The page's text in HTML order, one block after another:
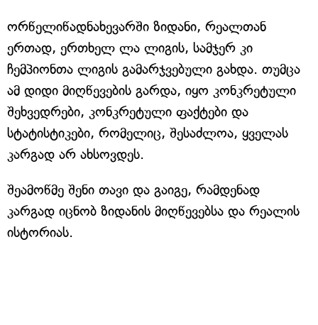
ორწელიწადნახევარში ზიდანი, რეალთან
ერთად, ერთხელ ლა ლიგის, სამჯერ კი
ჩემპიონთა ლიგის გამარჯვებული გახდა. თუმცა
ამ დიდი მიღწევების გარდა, იყო კონკრეტული
შეხვედრები, კონკრეტული ფაქტები და
სტატისტიკები, რომელიც, შესაძლოა, ყველას
კარგად არ ახსოვდეს.
შეამოწმე შენი თავი და გაიგე, რამდენად
კარგად იცნობ ზიდანის მიღწევებსა და რეალის
ისტორიას.